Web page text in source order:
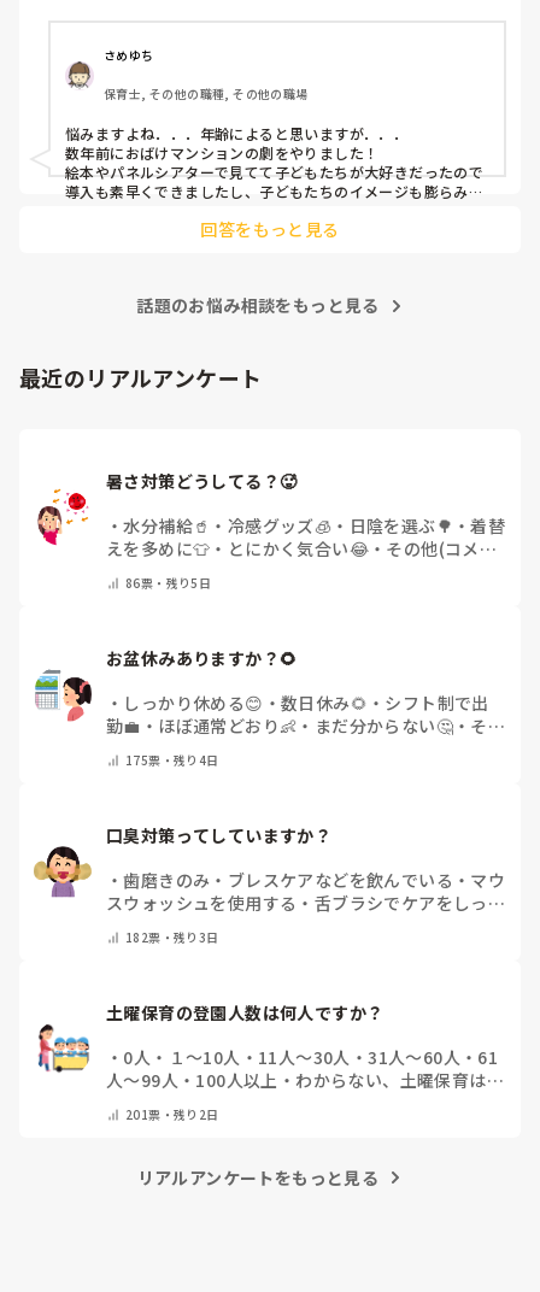
さめゆち
保育士, その他の職種, その他の職場
悩みますよね．．．年齢によると思いますが．．．
数年前におばけマンションの劇をやりました！
絵本やパネルシアターで見てて子どもたちが大好きだったので
導入も素早くできましたし、子どもたちのイメージも膨らみや
回答をもっと見る
話題のお悩み相談をもっと見る
最近のリアルアンケート
暑さ対策どうしてる？🥵
・水分補給🥤 ・ 冷感グッズ🧊 ・ 日陰を選ぶ🌳 ・着替
えを多めに👕 ・ とにかく気合い😂・ その他(コメン
86票・ 残り5日
お盆休みありますか？🌻
・ しっかり休める😊 ・ 数日休み🌻 ・ シフト制で出
勤💼 ・ ほぼ通常どおり👶 ・ まだ分からない🤔・ その
175票・残り4日
口臭対策ってしていますか？
・歯磨きのみ ・ ブレスケアなどを飲んでいる ・ マウ
スウォッシュを使用する ・ 舌ブラシでケアをしっか
の他(コメントで教えて下さい)
182票・残り3日
土曜保育の登園人数は何人ですか？
・ 0人 ・ １～10人 ・ 11人～30人 ・31人～60人 ・ 61
人～99人 ・ 100人以上 ・ わからない、土曜保育はな
201票・残り2日
リアルアンケートをもっと見る